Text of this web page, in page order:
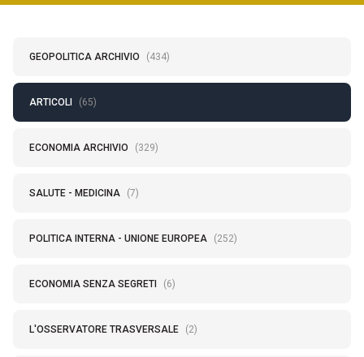
GEOPOLITICA ARCHIVIO (434)
ARTICOLI (65)
ECONOMIA ARCHIVIO (329)
SALUTE - MEDICINA (7)
POLITICA INTERNA - UNIONE EUROPEA (252)
ECONOMIA SENZA SEGRETI (6)
L'OSSERVATORE TRASVERSALE (2)